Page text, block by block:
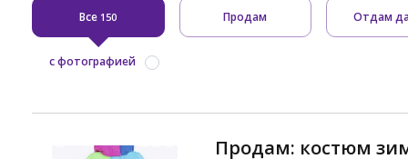
Все 150 Продам Отдам
с фотографией
Продам: костюм